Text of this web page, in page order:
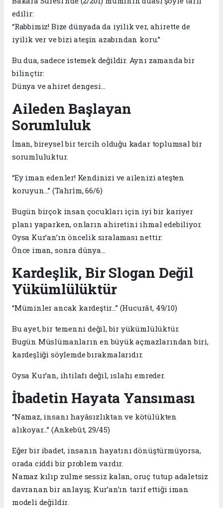
edilir:
“Rabbimiz! Bize dünyada da iyilik ver, ahirette de
iyilik ver ve bizi ateşin azabından koru.”
Bu dua, sadece istemek değildir. Aynı zamanda bir
bilinçtir:
Dünya ve ahiret dengesi…
Aileden Başlayan
Sorumluluk
İman, bireysel bir tercih olduğu kadar toplumsal bir
sorumluluktur.
“Ey iman edenler! Kendinizi ve ailenizi ateşten
koruyun…” (Tahrîm, 66/6)
Bugün birçok insan çocukları için iyi bir kariyer
planı yaparken, onların ahiretini ihmal edebiliyor.
Oysa Kur’an’ın öncelik sıralaması nettir:
Önce iman, sonra dünya…
Kardeşlik, Bir Slogan Değil
Yükümlülüktür
“Müminler ancak kardeştir…” (Hucurât, 49/10)
Bu ayet, bir temenni değil, bir yükümlülüktür.
Bugün Müslümanların en büyük açmazlarından biri,
kardeşliği söylemde bırakmalarıdır.
Oysa Kur’an, ihtilafı değil, ıslahı emreder.
İbadetin Hayata Yansıması
“Namaz, insanı hayâsızlıktan ve kötülükten
alıkoyar…” (Ankebût, 29/45)
Eğer bir ibadet, insanın hayatını dönüştürmüyorsa,
orada ciddi bir problem vardır.
Namaz kılıp zulme sessiz kalan, oruç tutup adaletsiz
davranan bir anlayış; Kur’an’ın tarif ettiği iman
modeli değildir.